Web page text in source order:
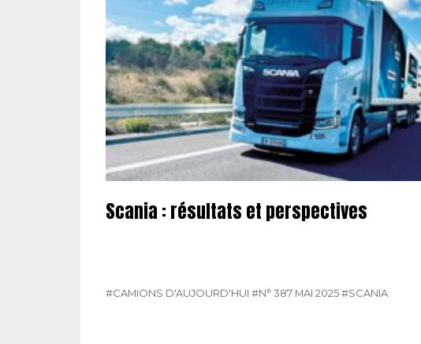
Scania : résultats et perspectives
#CAMIONS D'AUJOURD'HUI #N° 387 MAI 2025#SCANIA